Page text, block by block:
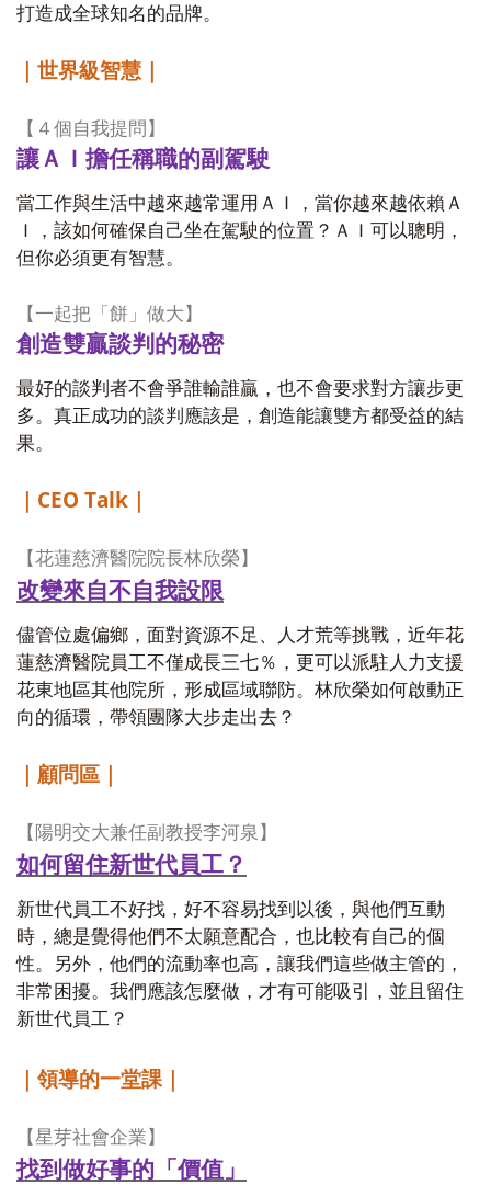
打造成全球知名的品牌。
｜世界級智慧｜
【４個自我提問】
讓ＡＩ擔任稱職的副駕駛
當工作與生活中越來越常運用ＡＩ，當你越來越依賴Ａ
Ｉ，該如何確保自己坐在駕駛的位置？ＡＩ可以聰明，
但你必須更有智慧。
【一起把「餅」做大】
創造雙贏談判的秘密
最好的談判者不會爭誰輸誰贏，也不會要求對方讓步更
多。真正成功的談判應該是，創造能讓雙方都受益的結
果。
CEO Talk
【花蓮慈濟醫院院長林欣榮】
改變來自不自我設限
儘管位處偏鄉，面對資源不足、人才荒等挑戰，近年花
蓮慈濟醫院員工不僅成長三七％，更可以派駐人力支援
花東地區其他院所，形成區域聯防。林欣榮如何啟動正
向的循環，帶領團隊大步走出去？
｜顧問區｜
【陽明交大兼任副教授李河泉】
如何留住新世代員工？
新世代員工不好找，好不容易找到以後，與他們互動
時，總是覺得他們不太願意配合，也比較有自己的個
性。另外，他們的流動率也高，讓我們這些做主管的，
非常困擾。我們應該怎麼做，才有可能吸引，並且留住
新世代員工？
｜領導的一堂課｜
【星芽社會企業】
找到做好事的「價值」